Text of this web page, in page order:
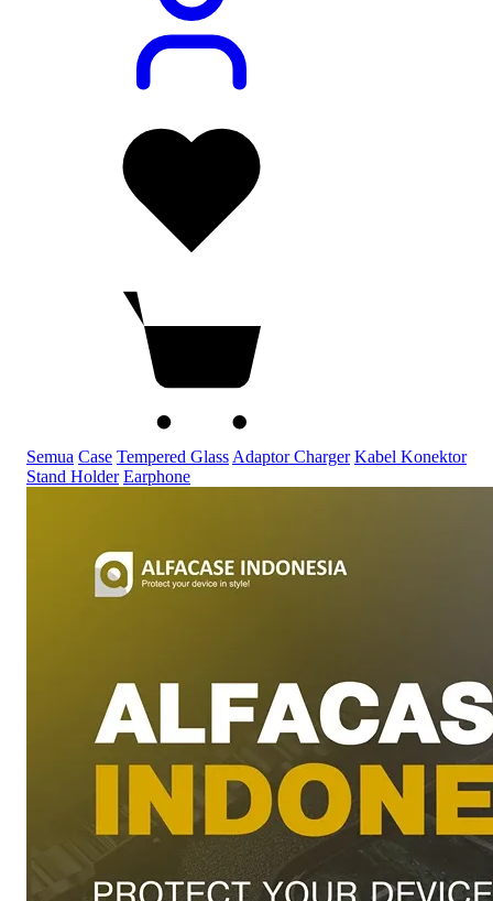
Semua Case Tempered Glass Adaptor Charger Kabel Konektor
Stand Holder Earphone